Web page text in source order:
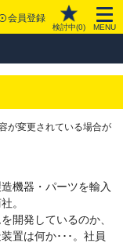
会員登録
検討中(0) MENU
が変更されている場合が
機器・パーツを輸入
。
開発しているのか、
置は何か･･･。社員